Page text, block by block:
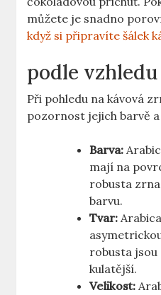
můžete je snadno
když si připravíte šálek
podle vzhledu
Při pohledu na kávová
pozornost jejich barvě
Barva:
mají na
robusta
barvu.
Tvar:
robusta jsou
kulatější.
Velikost: